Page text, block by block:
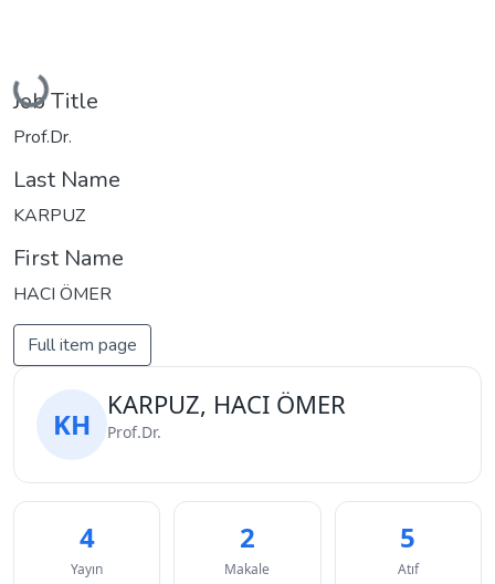
Loading...
Job Title
Prof.Dr.
Last Name
KARPUZ
First Name
HACI ÖMER
Full item page
KH
KARPUZ, HACI ÖMER
Prof.Dr.
4
Yayın
2
Makale
5
Atıf